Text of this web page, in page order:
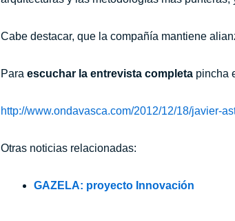
Cabe destacar, que la compañía mantiene
Para escuchar la entrevista completa pincha
http://www.ondavasca.com/2012/12/18/javier-
Otras noticias relacionadas:
GAZELA: proyecto Innovación